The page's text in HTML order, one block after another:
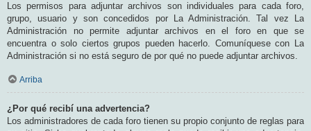
Los permisos para adjuntar archivos son individuales para cada foro,
grupo, usuario y son concedidos por La Administración. Tal vez La
Administración no permite adjuntar archivos en el foro en que se
encuentra o solo ciertos grupos pueden hacerlo. Comuníquese con La
Administración si no está seguro de por qué no puede adjuntar archivos.
Arriba
¿Por qué recibí una advertencia?
Los administradores de cada foro tienen su propio conjunto de reglas para